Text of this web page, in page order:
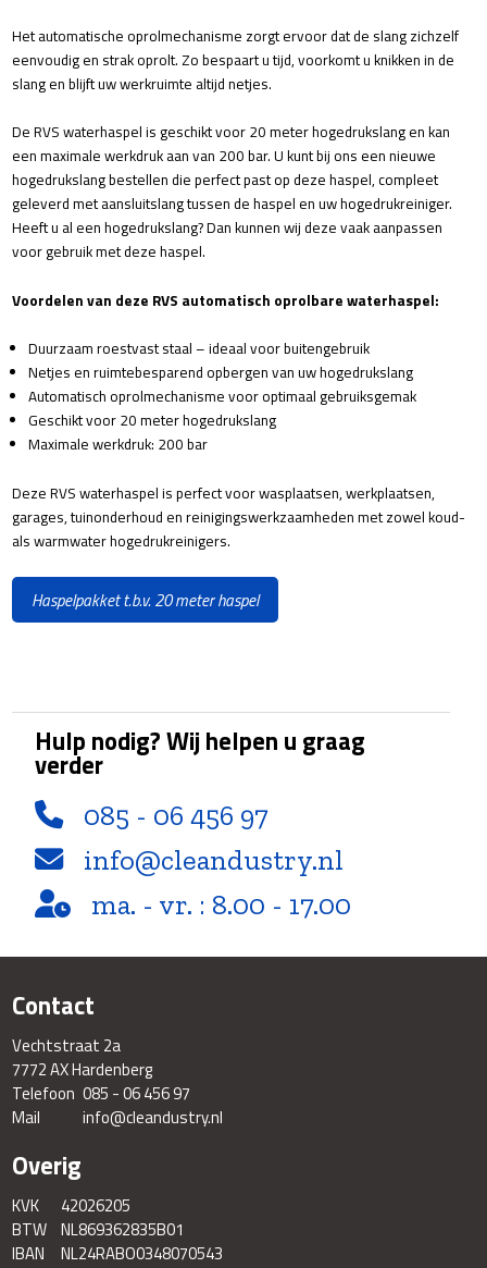
Het automatische oprolmechanisme zorgt ervoor dat de slang zichzelf
eenvoudig en strak oprolt. Zo bespaart u tijd, voorkomt u knikken in de
slang en blijft uw werkruimte altijd netjes.
De RVS waterhaspel is geschikt voor 20 meter hogedrukslang en kan
een maximale werkdruk aan van 200 bar. U kunt bij ons een nieuwe
hogedrukslang bestellen die perfect past op deze haspel, compleet
geleverd met aansluitslang tussen de haspel en uw hogedrukreiniger.
Heeft u al een hogedrukslang? Dan kunnen wij deze vaak aanpassen
voor gebruik met deze haspel.
Voordelen van deze RVS automatisch oprolbare waterhaspel:
Duurzaam roestvast staal – ideaal voor buitengebruik
Netjes en ruimtebesparend opbergen van uw hogedrukslang
Automatisch oprolmechanisme voor optimaal gebruiksgemak
Geschikt voor 20 meter hogedrukslang
Maximale werkdruk: 200 bar
Deze RVS waterhaspel is perfect voor wasplaatsen, werkplaatsen,
garages, tuinonderhoud en reinigingswerkzaamheden met zowel koud-
als warmwater hogedrukreinigers.
Haspelpakket t.b.v. 20 meter haspel
Hulp nodig? Wij helpen u graag
verder
085 - 06 456 97
info@cleandustry.nl
ma. - vr. : 8.00 - 17.00
Contact
Vechtstraat 2a
7772 AX Hardenberg
Telefoon 085 - 06 456 97
Mail
info@cleandustry.nl
Overig
KVK
42026205
BTW NL869362835B01
IBAN
NL24RABO0348070543